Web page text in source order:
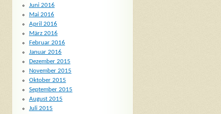
Juni 2016
Mai 2016
April 2016
März 2016
Februar 2016
Januar 2016
Dezember 2015
November 2015
Oktober 2015
September 2015
August 2015
Juli 2015